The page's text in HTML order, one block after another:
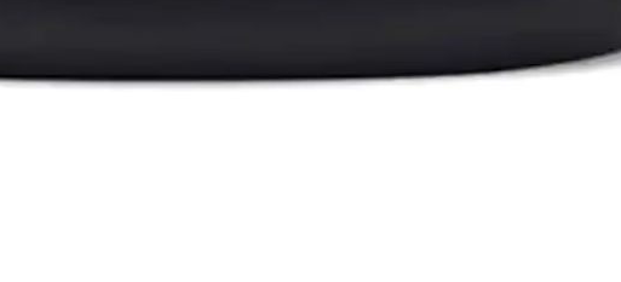
Bluetooth 5.0, ergonomik tasarım ve uzun pil ömrü ile günlük kullanımda